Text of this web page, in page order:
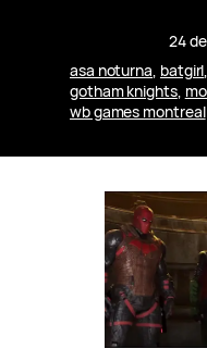
24
asa noturna, batgirl,
gotham knights,
wb games montreal